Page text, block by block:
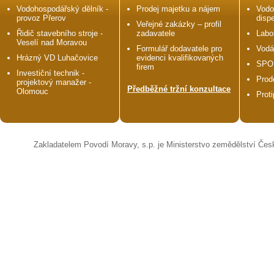
Vodohospodářský dělník -
provoz Přerov
Řidič stavebního stroje -
Veselí nad Moravou
Hrázný VD Luhačovice
Investiční technik -
projektový manažer -
Olomouc
Prodej majetku a nájem
Veřejné zakázky – profil
zadavatele
Formulář dodavatele pro
evidenci kvalifikovaných
firem
Předběžné tržní konzultace
Zakladatelem Povodí Moravy, s.p. je Ministerstvo zemědělství